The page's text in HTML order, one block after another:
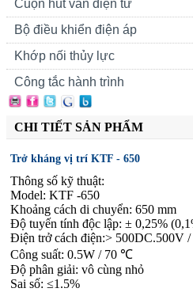
Cuộn hút van điện từ
Bộ điều khiển điện áp
Khớp nối thủy lực
Công tắc hành trình
CHI TIẾT SẢN PHẨM
Trở kháng vị trí KTF - 650
Thông số kỹ thuật:
Model: KTF -650
Khoảng cách di chuyển: 650 mm
Độ tuyến tính độc lập: ± 0,25%
Điện trở cách điện:> 500DC.500V /
Công suất: 0.5W / 70 ℃
Độ phân giải: vô cùng nhỏ
Sai số: ≤1.5%